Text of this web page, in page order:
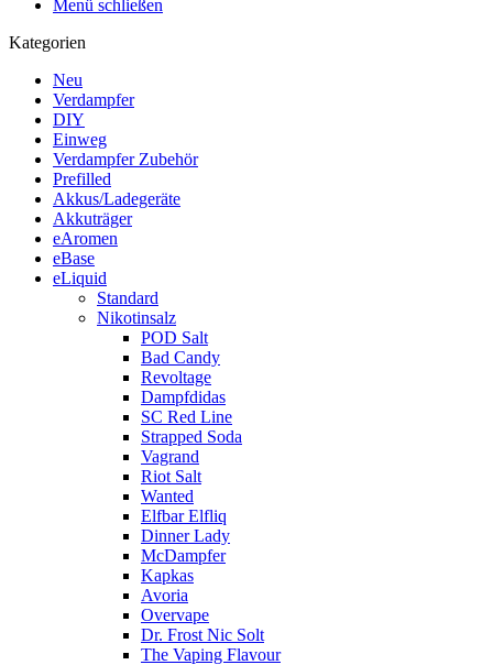
Menü schließen
Kategorien
Neu
Verdampfer
DIY
Einweg
Verdampfer Zubehör
Prefilled
Akkus/Ladegeräte
Akkuträger
eAromen
eBase
eLiquid
Standard
Nikotinsalz
POD Salt
Bad Candy
Revoltage
Dampfdidas
SC Red Line
Strapped Soda
Vagrand
Riot Salt
Wanted
Elfbar Elfliq
Dinner Lady
McDampfer
Kapkas
Avoria
Overvape
Dr. Frost Nic Solt
The Vaping Flavour